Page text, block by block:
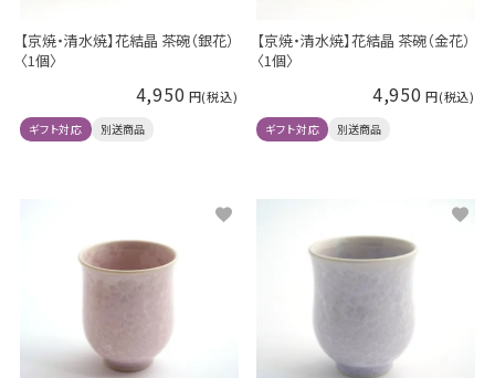
【京焼・清水焼】花結晶 茶碗（銀花）
〈1個〉
4,950
ギフト対応 別送商品
【京焼・清水焼】花結晶 茶碗（金花）
〈1個〉
4,950
ギフト対応 別送商品